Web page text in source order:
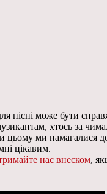
пісні може бути
хтось за
цьому ми
цікавим.
нас внеском,